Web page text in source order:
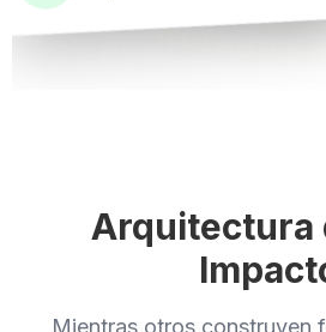
Arquitectura
Mientras otros construyen